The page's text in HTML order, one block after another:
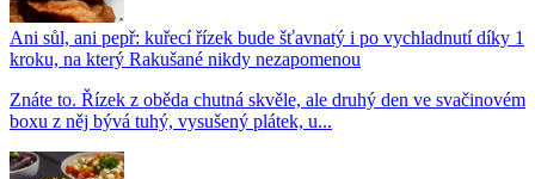
Ani sůl, ani pepř: kuřecí řízek bude šťavnatý i po vychladnutí díky 1
kroku, na který Rakušané nikdy nezapomenou
Znáte to. Řízek z oběda chutná skvěle, ale druhý den ve svačinovém
boxu z něj bývá tuhý, vysušený plátek, u...